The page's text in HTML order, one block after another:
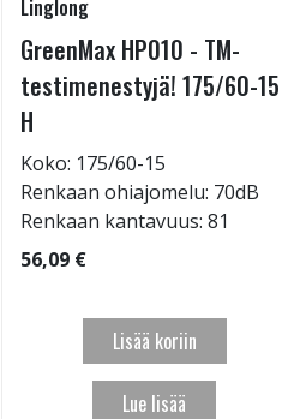
Linglong
GreenMax HP010 - TM-
testimenestyjä! 175/60-15
H
Koko: 175/60-15
Renkaan ohiajomelu: 70dB
Renkaan kantavuus: 81
56,09 €
Lisää koriin
Lue lisää